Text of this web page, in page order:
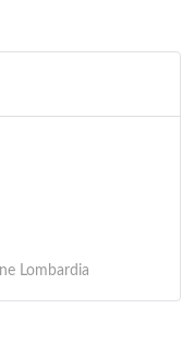
Lombardia